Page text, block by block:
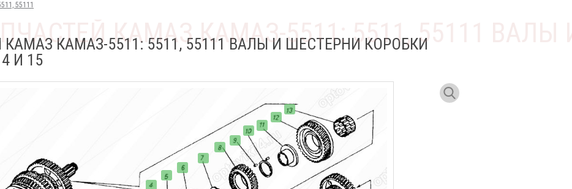
55111
КАМАЗ-5511: 5511, 55111 ВАЛЫ И ШЕСТЕРНИ КОРОБКИ
И 15